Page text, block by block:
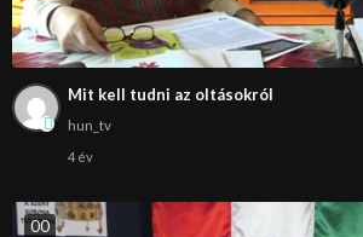
Mit kell tudni az oltásokról
hun_tv
4 év
00